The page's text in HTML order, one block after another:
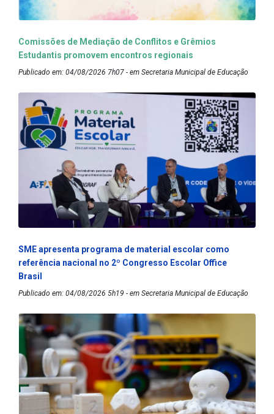
Comissões de Mediação de Conflitos e Grêmios
Estudantis promovem encontros regionais
Publicado em: 04/08/2026 7h07 - em Secretaria Municipal de Educação
SME apresenta programa de material escolar como
referência nacional no 2º Congresso Escolar Office
Brasil
Publicado em: 04/08/2026 5h19 - em Secretaria Municipal de Educação